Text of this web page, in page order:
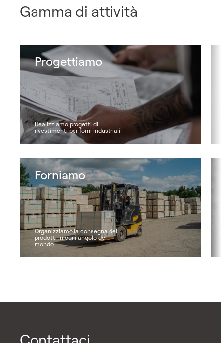
Gamma di attività
Progettiamo
Realizziamo progetti di
rivestimenti per forni industriali
Forniamo
Organizziamo la consegna dei
prodotti in ogni angolo del
mondo